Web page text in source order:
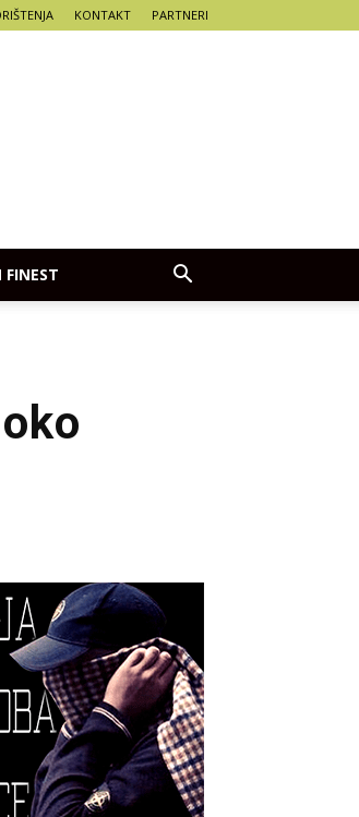
KONTAKT PARTNERI
FINEST